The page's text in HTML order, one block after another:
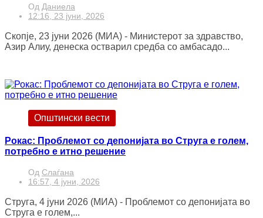
Од Даниела
12:16, 23 јуни, 2026
Скопје, 23 јуни 2026 (МИА) - Министерот за здравство,
Азир Алиу, денеска остварил средба со амбасадо...
Општински вести
Рокас: Проблемот со депонијата во Струга е голем,
потребно е итно решение
Од Слаѓана
16:57, 4 јуни, 2026
Струга, 4 јуни 2026 (МИА) - Проблемот со депонијата во
Струга е голем,...